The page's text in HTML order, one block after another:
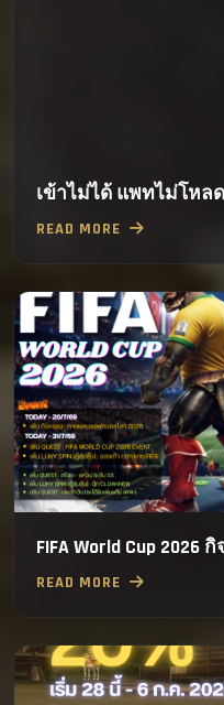
เข้าไม่ได้ แพทไม่โหล
READ MORE
FIFA World Cup 2026
READ MORE